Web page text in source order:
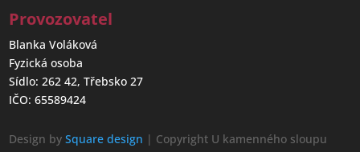
Provozovatel
Blanka Voláková
Fyzická osoba
Sídlo: 262 42, Třebsko 27
IČO: 65589424
Design bySquare design | Copyright U kamenného sloupu